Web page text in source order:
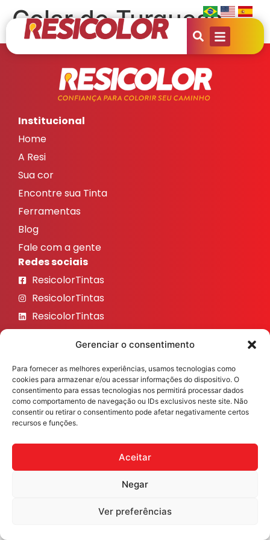
Gerenciar o consentimento
Para fornecer as melhores experiências, usamos tecnologias como
cookies para armazenar e/ou acessar informações do dispositivo. O
consentimento para essas tecnologias nos permitirá processar dados
como comportamento de navegação ou IDs exclusivos neste site. Não
consentir ou retirar o consentimento pode afetar negativamente certos
recursos e funções.
Aceitar
Negar
Ver preferências
Colar de Turquesa
Institucional
Home
A Resi
Sua cor
Encontre sua Tinta
Ferramentas
Blog
Fale com a gente
Redes sociais
ResicolorTintas
ResicolorTintas
ResicolorTintas
ResicolorTintas
ResicolorTintas
Veja nosso Instagram
Desenvolvido porFast Digital 360